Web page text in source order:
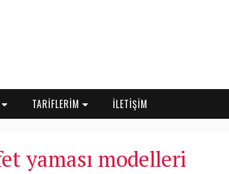
TARİFLERİM İLETİŞİM
yaması modelleri